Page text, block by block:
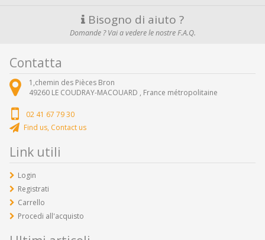
Bisogno di aiuto ?
Domande ? Vai a vedere le nostre F.A.Q.
Contatta
1,chemin des Pièces Bron
49260 LE COUDRAY-MACOUARD , France métropolitaine
02 41 67 79 30
Find us, Contact us
Link utili
Login
Registrati
Carrello
Procedi all'acquisto